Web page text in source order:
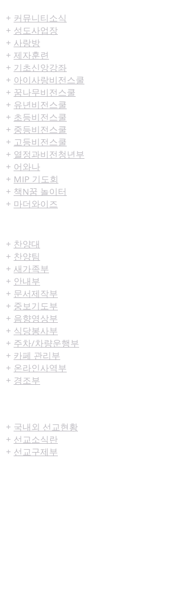
+ 커뮤니티​소식
+ 성도사업장
+ 사랑방
+ 제자훈련
+ 기초신앙강좌
+ 아이사랑비전스쿨
+ 꿈나무비전스쿨
+ 유년비전스쿨
+ 초등비전스쿨
+ 중등비전스쿨
+ 고등비전스쿨
+ 열정과비전청년부
+ 어와나
+ MIP 기도회
+ 책N꿈 놀이터
+ 마더와이즈
+ 찬양대
+ 찬양팀
+ 새가족부
+ 안내부
+ 문서제작부
+ 중보기도부
+ 음향영상부
+ 식당봉사부
+ 주차/차량운행부
+ 카페 관리부
+ 온라인사역부
+ 경조부
+ 국내외 선교현황
+ 선교소식란
+ 선교구제부